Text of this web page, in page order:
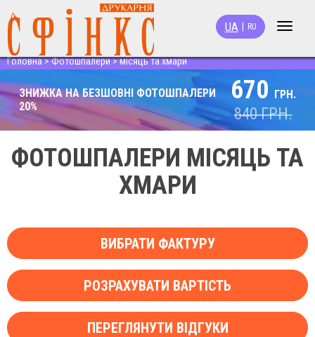
Toggle
UA RU
Головна>Фотошпалери>місяць та хмари
ЗНИЖКА НА БЕЗШОВНІ ФОТОШПАЛЕРИ
20%
670 ГРН.
840ГРН.
ФОТОШПАЛЕРИ МІСЯЦЬ ТА
ХМАРИ
ВИБРАТИ ФАКТУРУ
РОЗРАХУВАТИ ВАРТІСТЬ
ПЕРЕГЛЯНУТИ ВІДГУКИ